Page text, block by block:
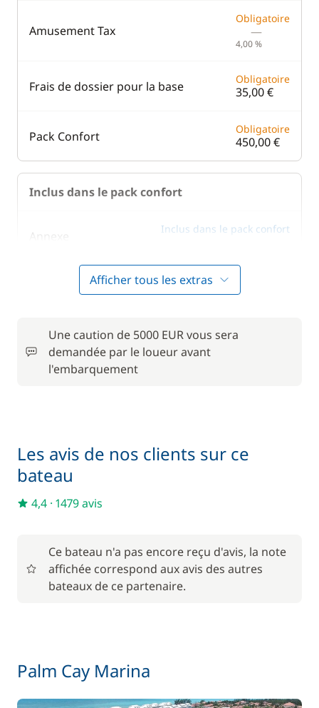
Amusement Tax
Obligatoire
—
4,00 %
Frais de dossier pour la base Obligatoire
35,00 €
Pack Confort Obligatoire
450,00 €
Inclus dans le pack confort
Annexe Inclus dans le pack confort
Inclus dans le pack confort
—
Moteur Hors Bord Inclus dans le pack confort
—
Forfait Nettoyage Retour
Hôtesse (repas non inclus)
À partir de
245,00 €
/ nuit
Afficher tous les extras
Une caution de 5000 EUR vous sera
demandée par le loueur avant
l'embarquement
Les avis de nos clients sur ce
bateau
4,4 · 1479 avis
Ce bateau n'a pas encore reçu d'avis, la note
affichée correspond aux avis des autres
bateaux de ce partenaire.
Palm Cay Marina